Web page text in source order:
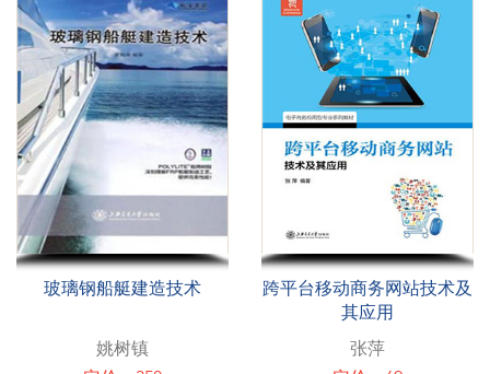
玻璃钢船艇建造技术
姚树镇
跨平台移动商务网站技术及
其应用
张萍